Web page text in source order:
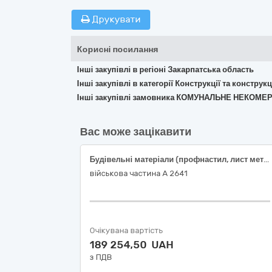
Друкувати
Корисні посилання
Інші закупівлі в регіоні Закарпатська область
Інші закупівлі в категорії Конструкції та
Інші закупівлі замовника КОМУНАЛЬНЕ
Вас може зацікавити
Будівельні матеріали (профнастил, лист металевий)
військова частина А 2641
Очікувана вартість
189 254,50 UAH
з ПДВ